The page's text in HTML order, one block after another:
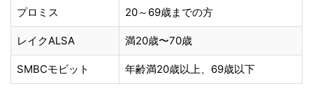
プロミス 20～69歳までの方
レイクALSA 満20歳〜70歳
SMBCモビット 年齢満20歳以上、69歳以下